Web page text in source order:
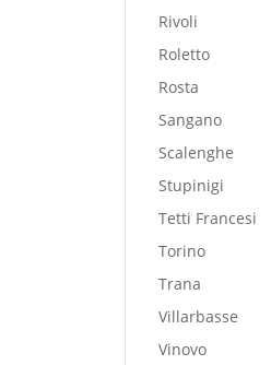
Rivoli
Roletto
Rosta
Sangano
Scalenghe
Stupinigi
Tetti Francesi
Torino
Trana
Villarbasse
Vinovo